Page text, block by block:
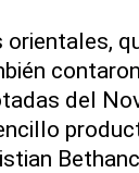
orientales,
del